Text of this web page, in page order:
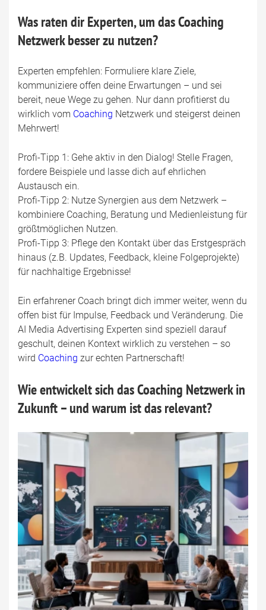
Was raten dir Experten, um das Coaching
Netzwerk besser zu nutzen?
Experten empfehlen: Formuliere klare Ziele,
kommuniziere offen deine Erwartungen – und sei
bereit, neue Wege zu gehen. Nur dann profitierst du
wirklich vom Coaching Netzwerk und steigerst deinen
Mehrwert!
Profi-Tipp 1: Gehe aktiv in den Dialog! Stelle Fragen,
fordere Beispiele und lasse dich auf ehrlichen
Austausch ein.
Profi-Tipp 2: Nutze Synergien aus dem Netzwerk –
kombiniere Coaching, Beratung und Medienleistung für
größtmöglichen Nutzen.
Profi-Tipp 3: Pflege den Kontakt über das Erstgespräch
hinaus (z.B. Updates, Feedback, kleine Folgeprojekte)
für nachhaltige Ergebnisse!
Ein erfahrener Coach bringt dich immer weiter, wenn du
offen bist für Impulse, Feedback und Veränderung. Die
AI Media Advertising Experten sind speziell darauf
geschult, deinen Kontext wirklich zu verstehen – so
wird Coaching zur echten Partnerschaft!
Wie entwickelt sich das Coaching Netzwerk in
Zukunft – und warum ist das relevant?